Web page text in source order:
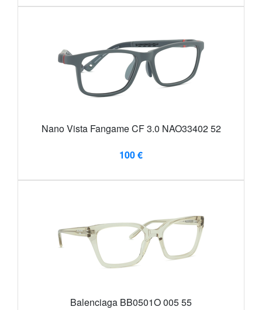
Nano Vista Fangame CF 3.0 NAO33402 52
100 €
Balenciaga BB0501O 005 55